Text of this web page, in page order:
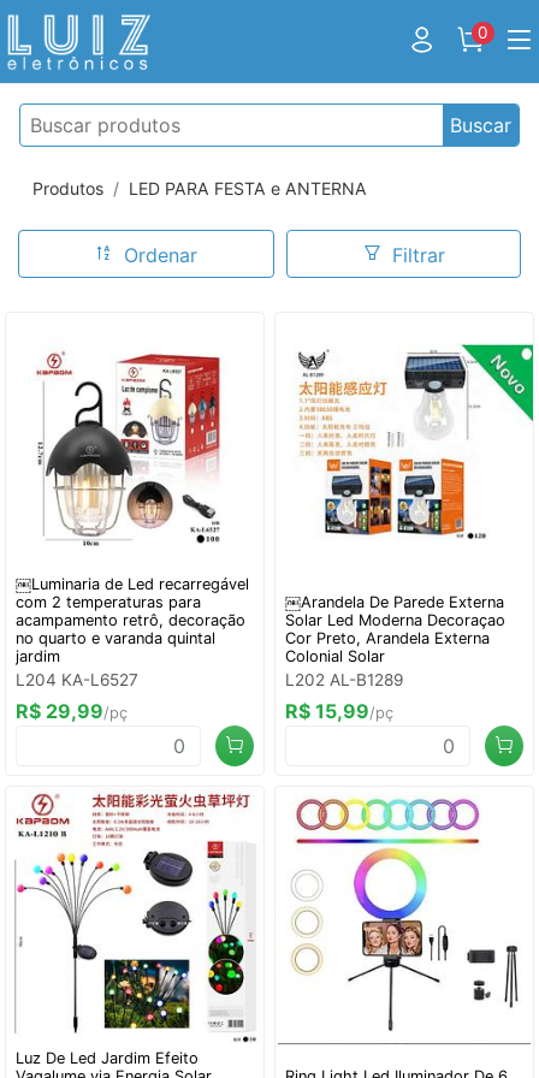
0
Buscar
Produtos LED PARA FESTA e ANTERNA
Ordenar Filtrar
￼Luminaria de Led recarregável
com 2 temperaturas para
acampamento retrô, decoração
no quarto e varanda quintal
jardim
L204 KA-L6527
R$ 29,99/pç
￼Arandela De Parede Externa
Solar Led Moderna Decoraçao
Cor Preto, Arandela Externa
Colonial Solar
L202 AL-B1289
R$ 15,99/pç
Luz De Led Jardim Efeito